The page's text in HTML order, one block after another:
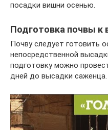
посадки вишни осенью.
Подготовка почвы к
Почву следует готовить
непосредственной
подготовку можно
дней до высадки саженца.